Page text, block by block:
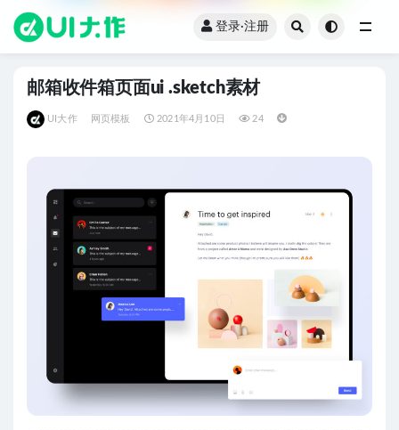
登录·注册
邮箱收件箱页面ui .sketch素材
UI大作 网页模板 2021年4月10日 24